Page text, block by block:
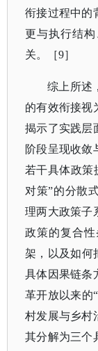
衔接过程中的
更与执行结
关。
［9］
综上所述
的有效衔接视
揭示了实践层
阶段呈现收敛
若干具体政策
对策”的分散
理两大政策子
政策的复合
架，以及如何
具体因果链条
革开放以来的
村发展与乡村
其分解为三个